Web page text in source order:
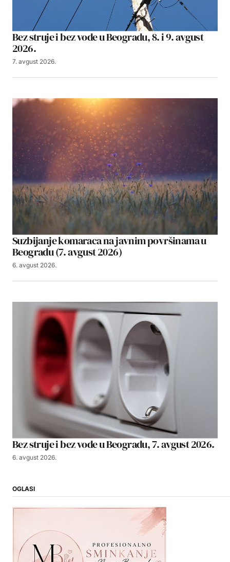
Bez struje i bez vode u Beogradu, 8. i 9. avgust
2026.
7. avgust 2026.
Suzbijanje komaraca na javnim površinama u
Beogradu (7. avgust 2026)
6. avgust 2026.
Bez struje i bez vode u Beogradu, 7. avgust 2026.
6. avgust 2026.
OGLASI